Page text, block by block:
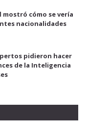
cómo se vería
nacionalidades
pidieron hacer
de la Inteligencia